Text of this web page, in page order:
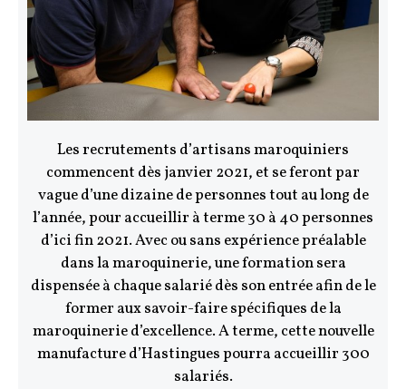
Les recrutements d’artisans maroquiniers
commencent dès janvier 2021, et se feront par
vague d’une dizaine de personnes tout au long de
l’année, pour accueillir à terme 30 à 40 personnes
d’ici fin 2021. Avec ou sans expérience préalable
dans la maroquinerie, une formation sera
dispensée à chaque salarié dès son entrée afin de le
former aux savoir-faire spécifiques de la
maroquinerie d’excellence. A terme, cette nouvelle
manufacture d’Hastingues pourra accueillir 300
salariés.